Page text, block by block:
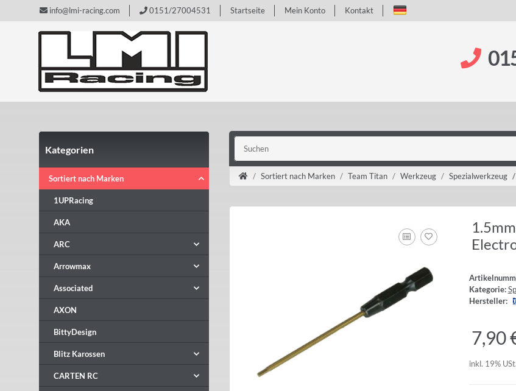
info@lmi-racing.com 0151/27004531 Startseite Mein Konto Kontakt
Sortiert nach Marken Team Titan Werkzeug Spezialwerkzeug
Kategorie:
Hersteller:
7,90
inkl. 19%
Kategorien
Sortiert nach Marken
1UPRacing
AKA
ARC
Arrowmax
Associated
AXON
BittyDesign
Blitz Karossen
CARTEN RC